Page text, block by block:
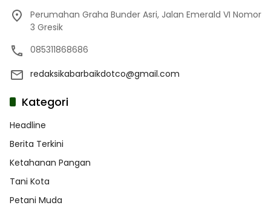
Perumahan Graha Bunder Asri, Jalan Emerald VI Nomor
3 Gresik
085311868686
redaksikabarbaikdotco@gmail.com
Kategori
Headline
Berita Terkini
Ketahanan Pangan
Tani Kota
Petani Muda